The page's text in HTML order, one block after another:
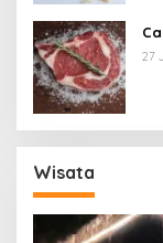
27
Wisata